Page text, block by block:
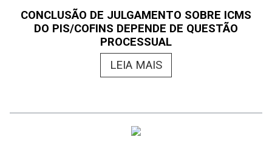
CONCLUSÃO DE JULGAMENTO SOBRE ICMS
DO PIS/COFINS DEPENDE DE QUESTÃO
PROCESSUAL
LEIA MAIS